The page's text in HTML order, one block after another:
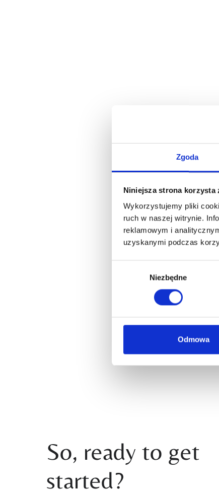
Zgoda
Niniejsza strona korzysta
Wykorzystujemy pliki
ruch w naszej witrynie.
reklamowym i
uzyskanymi podczas
Niezbędne
Odmowa
So, ready to get
started?